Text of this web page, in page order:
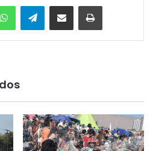
WhatsAppTelegramEnviar vía email Imprimir